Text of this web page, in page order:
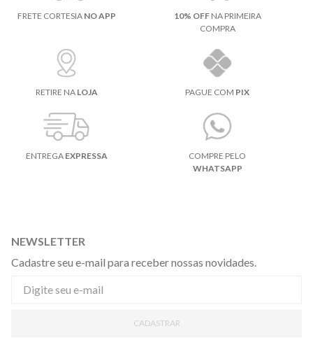
FRETE CORTESIA NO APP 10% OFFNA PRIMEIRA
COMPRA
RETIRE NA LOJA PAGUE COM PIX
ENTREGA EXPRESSA
COMPRE PELO
WHATSAPP
NEWSLETTER
Cadastre seu e-mail para receber nossas novidades.
CADASTRAR